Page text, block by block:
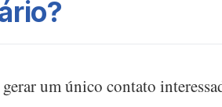
um único contato